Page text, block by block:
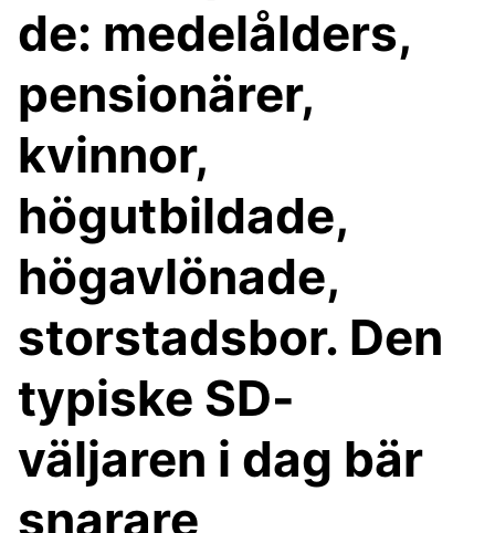
de: medelålders,
pensionärer,
kvinnor,
högutbildade,
högavlönade,
storstadsbor. Den
typiske SD-
väljaren i dag bär
snarare